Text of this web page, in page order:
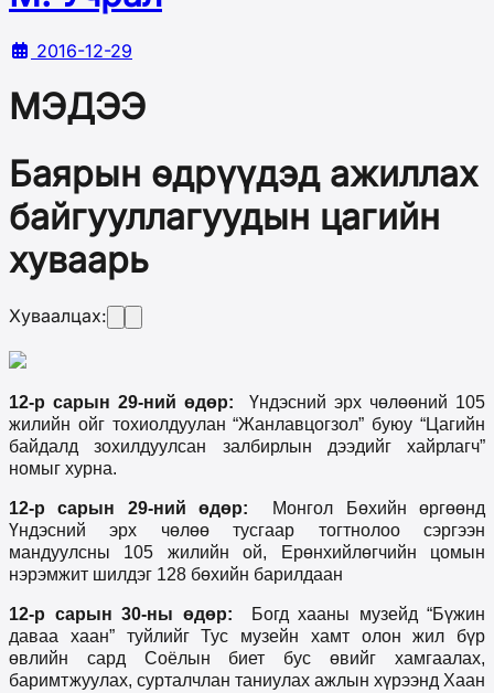
2016-12-29
МЭДЭЭ
Баярын өдрүүдэд ажиллах
байгууллагуудын цагийн
хуваарь
Хуваалцах:
12-р сарын 29-ний өдөр:
Үндэсний эрх чөлөөний 105
жилийн ойг тохиолдуулан “Жанлавцогзол” буюу “Цагийн
байдалд зохилдуулсан залбирлын дээдийг хайрлагч”
номыг хурна.
12-р сарын 29-ний өдөр:
Монгол Бөхийн өргөөнд
Үндэсний эрх чөлөө тусгаар тогтнолоо сэргээн
мандуулсны 105 жилийн ой, Ерөнхийлөгчийн цомын
нэрэмжит шилдэг 128 бөхийн барилдаан
12-р сарын 30-ны өдөр:
Богд хааны музейд “Бүжин
даваа хаан” туйлийг Тус музейн хамт олон жил бүр
өвлийн сард Соёлын биет бус өвийг хамгаалах,
баримтжуулах, сурталчлан таниулах ажлын хүрээнд Хаан